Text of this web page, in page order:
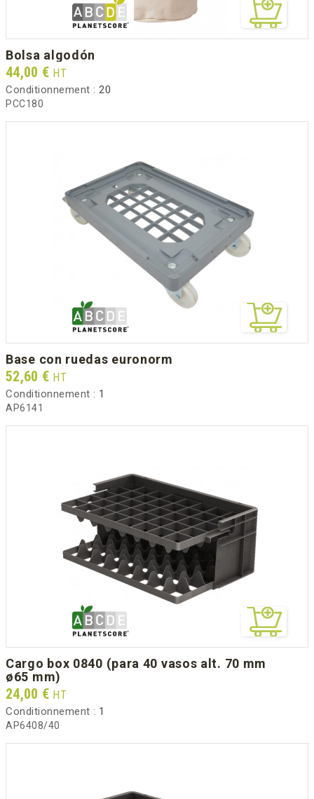
bolsa algodón
Prix
44,00 € HT
Conditionnement : 20
PCC180
base con ruedas euronorm
Prix
52,60 € HT
Conditionnement : 1
AP6141
cargo box 0840 (para 40 vasos alt. 70 mm
ø65 mm)
Prix
24,00 € HT
Conditionnement : 1
AP6408/40